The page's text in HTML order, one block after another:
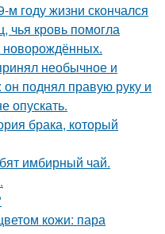
году жизни скончался
чья кровь помогла
необычное и
поднял правую руку и
опускать.
брака, который
имбирный чай.
кожи: пара